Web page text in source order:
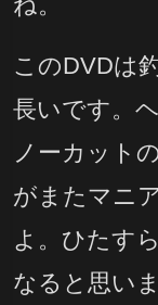
このDVDは
長いです。
ノーカット
がまたマニ
よ。ひたす
なると思い